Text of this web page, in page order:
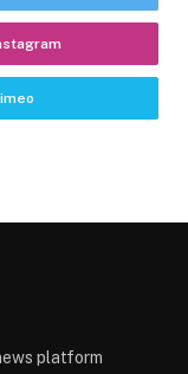
platform